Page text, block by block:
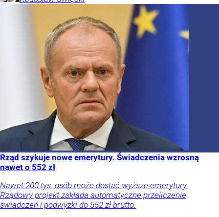
Rząd szykuje nowe emerytury. Świadczenia wzrosną
nawet o 552 zł
Nawet 200 tys. osób może dostać wyższe emerytury.
Rządowy projekt zakłada automatyczne przeliczenie
świadczeń i podwyżki do 552 zł brutto.